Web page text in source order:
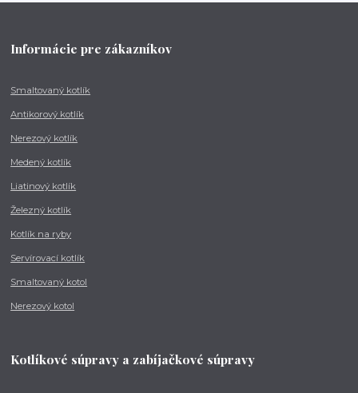
Informácie pre zákazníkov
Smaltovaný kotlík
Antikorový kotlík
Nerezový kotlík
Medený kotlík
Liatinový kotlík
Železný kotlík
Kotlík na ryby
Servírovací kotlík
Smaltovaný kotol
Nerezový kotol
Kotlíkové súpravy a zabíjačkové súpravy